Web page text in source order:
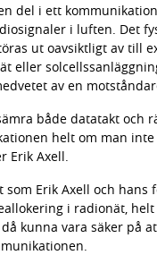
del i ett
i luften. Det
ut oavsiktligt av till
eller
av en
både datatakt och
helt om man
Erik Axell.
som Erik Axell och hans
i radionät, helt
kunna vara säker på